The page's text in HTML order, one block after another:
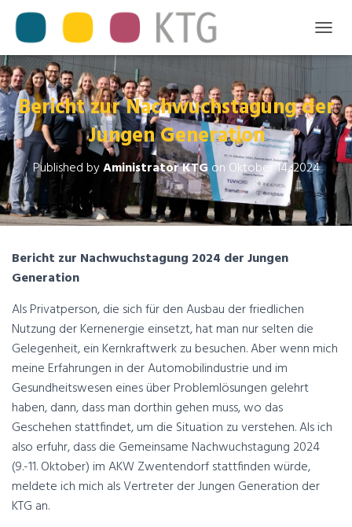
O
E
N
A
V
I
G
A
T
Bericht zur Nachwuchstagung der
Jungen Generation
Published byAministrator KTGon Oktober 14, 2024
Bericht zur Nachwuchstagung 2024 der Jungen
Generation
Als Privatperson, die sich für den Ausbau der friedlichen
Nutzung der Kernenergie einsetzt, hat man nur selten die
Gelegenheit, ein Kernkraftwerk zu besuchen. Aber wenn mich
meine Erfahrungen in der Automobilindustrie und im
Gesundheitswesen eines über Problemlösungen gelehrt
haben, dann, dass man dorthin gehen muss, wo das
Geschehen stattfindet, um die Situation zu verstehen. Als ich
also erfuhr, dass die Gemeinsame Nachwuchstagung 2024
(9.-11. Oktober) im AKW Zwentendorf stattfinden würde,
meldete ich mich als Vertreter der Jungen Generation der
KTG an.